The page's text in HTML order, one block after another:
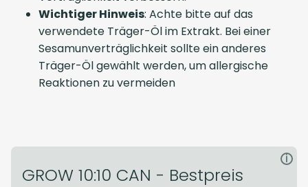
Wichtiger Hinweis: Achte bitte auf das
verwendete Träger-Öl im Extrakt. Bei einer
Sesamunverträglichkeit sollte ein anderes
Träger-Öl gewählt werden, um allergische
Reaktionen zu vermeiden
GROW 10:10 CAN - Bestpreis
i